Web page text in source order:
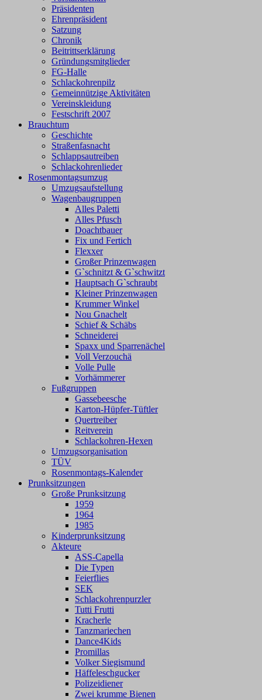
Präsidenten
Ehrenpräsident
Satzung
Chronik
Beitrittserklärung
Gründungsmitglieder
FG-Halle
Schlackohrenpilz
Gemeinnützige Aktivitäten
Vereinskleidung
Festschrift 2007
Brauchtum
Geschichte
Straßenfasnacht
Schlappsautreiben
Schlackohrenlieder
Rosenmontagsumzug
Umzugsaufstellung
Wagenbaugruppen
Alles Paletti
Alles Pfusch
Doachtbauer
Fix und Fertich
Flexxer
Großer Prinzenwagen
Gˋschnitzt & Gˋschwitzt
Hauptsach G`schraubt
Kleiner Prinzenwagen
Krummer Winkel
Nou Gnachelt
Schief & Schäbs
Schneiderei
Spaxx und Sparrenächel
Voll Verzouchä
Volle Pulle
Vorhämmerer
Fußgruppen
Gassebeesche
Karton-Hüpfer-Tüftler
Quertreiber
Reitverein
Schlackohren-Hexen
Umzugsorganisation
TÜV
Rosenmontags-Kalender
Prunksitzungen
Große Prunksitzung
1959
1964
1985
Kinderprunksitzung
Akteure
ASS-Capella
Die Typen
Feierflies
SEK
Schlackohrenpurzler
Tutti Frutti
Kracherle
Tanzmariechen
Dance4Kids
Promillas
Volker Siegismund
Häffeleschgucker
Polizeidiener
Zwei krumme Bienen